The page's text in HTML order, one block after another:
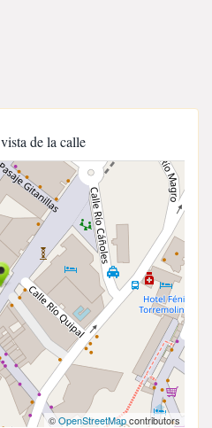
vista de la calle
©OpenStreetMapcontributors